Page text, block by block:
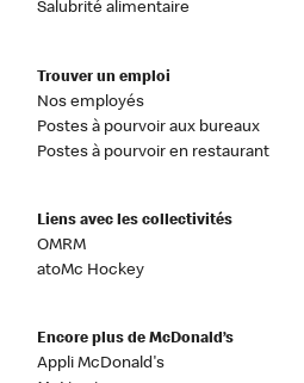
Salubrité alimentaire
Trouver un emploi
Nos employés
Postes à pourvoir aux bureaux
Postes à pourvoir en restaurant
Liens avec les collectivités
OMRM
atoMc Hockey
Encore plus de McDonald’s
Appli McDonald's